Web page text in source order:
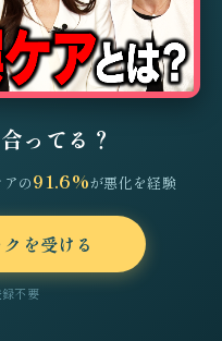
ってる？
の91.6%が悪化を経験
を受ける
不要